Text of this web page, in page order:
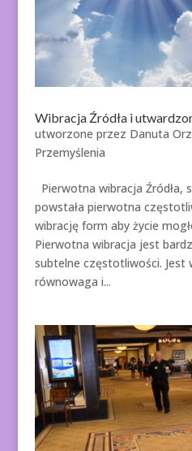
Wibracja Źródła i
utworzone przez Danuta
Przemyślenia
Pierwotna wibracja Źródła,
powstała pierwotna
wibrację form aby życie
Pierwotna wibracja jest
subtelne częstotliwości. Jest
równowaga i...